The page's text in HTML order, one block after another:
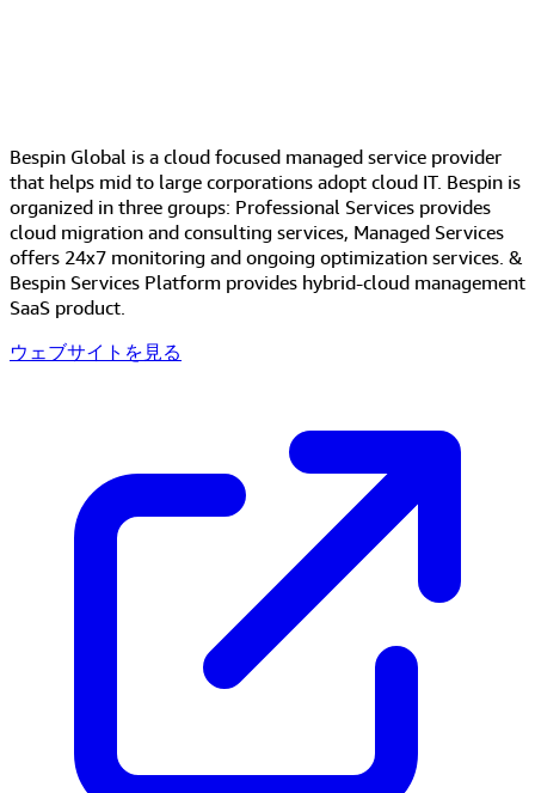
Bespin Global is a cloud focused managed service provider
that helps mid to large corporations adopt cloud IT. Bespin is
organized in three groups: Professional Services provides
cloud migration and consulting services, Managed Services
offers 24x7 monitoring and ongoing optimization services. &
Bespin Services Platform provides hybrid-cloud management
SaaS product.
ウェブサイトを見る